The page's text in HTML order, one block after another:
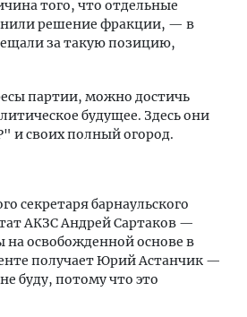
того, что отдельные
решение фракции, — в
за такую позицию,
партии, можно достичь
будущее. Здесь они
и своих полный огород.
секретаря барнаульского
АКЗС Андрей Сартаков —
освобожденной основе в
получает Юрий Астанчик —
буду, потому что это